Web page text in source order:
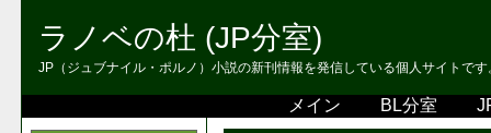
ラノベの杜 (JP分室)
JP（ジュブナイル・ポルノ）小説の新刊情報を発信している個人サイトで
メイン BL分室